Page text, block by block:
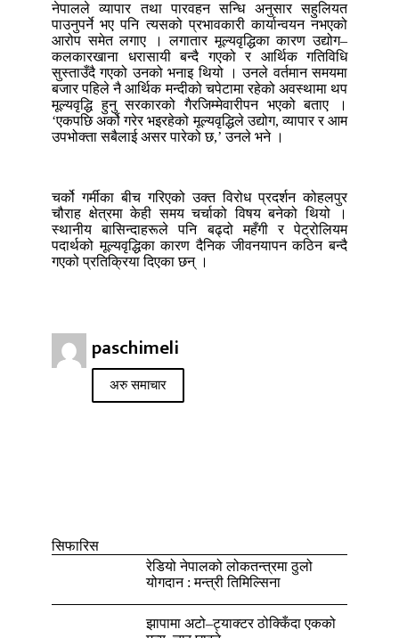
नेपालले व्यापार तथा पारवहन सन्धि अनुसार सहुलियत
पाउनुपर्ने भए पनि त्यसको प्रभावकारी कार्यान्वयन नभएको
आरोप समेत लगाए । लगातार मूल्यवृद्धिका कारण उद्योग–
कलकारखाना धरासायी बन्दै गएको र आर्थिक गतिविधि
सुस्ताउँदै गएको उनको भनाइ थियो । उनले वर्तमान समयमा
बजार पहिले नै आर्थिक मन्दीको चपेटामा रहेको अवस्थामा थप
मूल्यवृद्धि हुनु सरकारको गैरजिम्मेवारीपन भएको बताए ।
‘एकपछि अर्को गरेर भइरहेको मूल्यवृद्धिले उद्योग, व्यापार र आम
उपभोक्ता सबैलाई असर पारेको छ,’ उनले भने ।
चर्को गर्मीका बीच गरिएको उक्त विरोध प्रदर्शन कोहलपुर
चौराह क्षेत्रमा केही समय चर्चाको विषय बनेको थियो ।
स्थानीय बासिन्दाहरूले पनि बढ्दो महँगी र पेट्रोलियम
पदार्थको मूल्यवृद्धिका कारण दैनिक जीवनयापन कठिन बन्दै
गएको प्रतिक्रिया दिएका छन् ।
paschimeli
अरु समाचार
सिफारिस
रेडियो नेपालको लोकतन्त्रमा ठुलो
योगदान : मन्त्री तिमिल्सिना
झापामा अटो–ट्याक्टर ठोक्किँदा एकको